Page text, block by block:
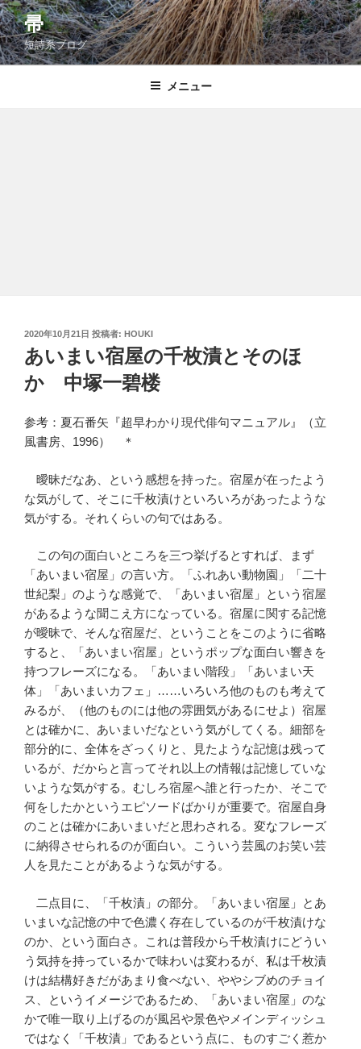
コ
ン
テ
ン
帚
短詩系ブログ
メニュー
投
稿
日:
2020年10月21日 投稿者: HOUKI
あいまい宿屋の千枚漬とそのほ
か 中塚一碧楼
参考：夏石番矢『超早わかり現代俳句マニュアル』（立
風書房、1996） ＊
曖昧だなあ、という感想を持った。宿屋が在ったよう
な気がして、そこに千枚漬けといろいろがあったような
気がする。それくらいの句ではある。
この句の面白いところを三つ挙げるとすれば、まず
「あいまい宿屋」の言い方。「ふれあい動物園」「二十
世紀梨」のような感覚で、「あいまい宿屋」という宿屋
があるような聞こえ方になっている。宿屋に関する記憶
が曖昧で、そんな宿屋だ、ということをこのように省略
すると、「あいまい宿屋」というポップな面白い響きを
持つフレーズになる。「あいまい階段」「あいまい天
体」「あいまいカフェ」……いろいろ他のものも考えて
みるが、（他のものには他の雰囲気があるにせよ）宿屋
とは確かに、あいまいだなという気がしてくる。細部を
部分的に、全体をざっくりと、見たような記憶は残って
いるが、だからと言ってそれ以上の情報は記憶していな
いような気がする。むしろ宿屋へ誰と行ったか、そこで
何をしたかというエピソードばかりが重要で。宿屋自身
のことは確かにあいまいだと思わされる。変なフレーズ
に納得させられるのが面白い。こういう芸風のお笑い芸
人を見たことがあるような気がする。
二点目に、「千枚漬」の部分。「あいまい宿屋」とあ
いまいな記憶の中で色濃く存在しているのが千枚漬けな
のか、という面白さ。これは普段から千枚漬けにどうい
う気持を持っているかで味わいは変わるが、私は千枚漬
けは結構好きだがあまり食べない、ややシブめのチョイ
ス、というイメージであるため、「あいまい宿屋」のな
かで唯一取り上げるのが風呂や景色やメインディッシュ
ではなく「千枚漬」であるという点に、ものすごく惹か